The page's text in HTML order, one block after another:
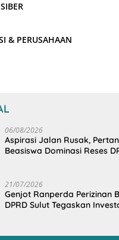
& PERUSAHAAN
06/08/2026
Aspirasi Jalan Rusak,
Beasiswa Dominasi Reses
21/07/2026
Genjot Ranperda Perizinan
DPRD Sulut Tegaskan